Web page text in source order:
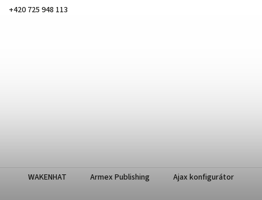
+420 725 948 113
WAKENHAT Armex Publishing Ajax konfigurátor